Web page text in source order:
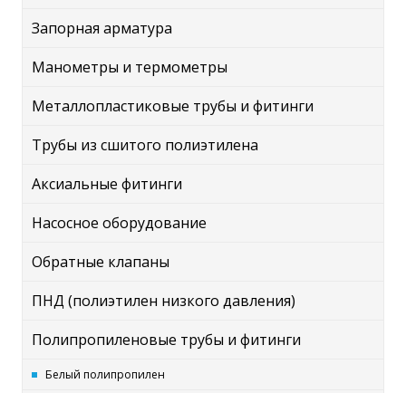
Запорная арматура
Манометры и термометры
Металлопластиковые трубы и фитинги
Трубы из сшитого полиэтилена
Аксиальные фитинги
Насосное оборудование
Обратные клапаны
ПНД (полиэтилен низкого давления)
Полипропиленовые трубы и фитинги
Белый полипропилен